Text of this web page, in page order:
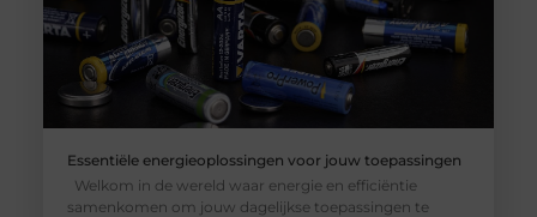
Essentiële energieoplossingen voor jouw toepassingen
Welkom in de wereld waar energie en efficiëntie
samenkomen om jouw dagelijkse toepassingen te